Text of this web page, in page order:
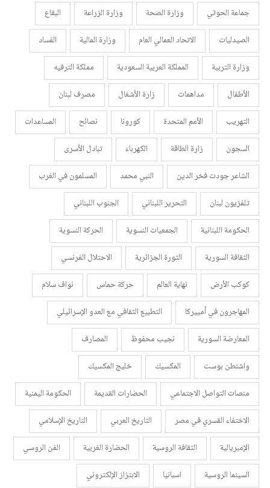
جماعة الحوثي وزارة الصحة وزارة الزراعة
البقاع
الصيدليات
الاتحاد العمالي العام وزارة المالية
الفساد
وزارة التربية
المملكة العربية السعودية
مملكة الترفيه
الأطفال
مداهمات زارة الأشغال
مصرف لبنان
التهريب
الأمم المتحدة كورونا نصائح
المساعدات
السجون
زارة الطاقة الكهرباء
تبادل الأسرى
الشاعر جودت فخر الدين
النبي محمد
المسلمون في الغرب
تلفزيون لبنان
التحرير اللبناني
الجنوب اللبناني
الحكومة اللبنانية
الجمعيات النسوية
الحركة النسوية
الثقافة السورية
الثورة الجزائرية
الاحتلال الفرنسي
كوكب الأرض
نهاية العالم حركة حماس
نواف سلام
المهاجرون في أمييركا
التطبيع الثقافي مع العدو الإسرائيلي
المعارضة السورية
نجيب محفوظ
المصارف
واشنطن بوست
المكسيك
خليج المكسيك
منصات التواصل الاجتماعي
الحضارات القديمة
الحكومة اليمنية
الاختفاء القسري في مصر
التاريخ العربي
التاريخ الإسلامي
الإمبريالية
الثقافة الروسية الحضارة الغربية
الفن الروسي
السينما الروسية
اسبانيا
الابتزاز الإلكتروني